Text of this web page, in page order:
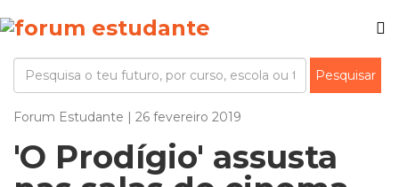
Forum Estudante | 26 fevereiro 2019
'O Prodígio' assusta